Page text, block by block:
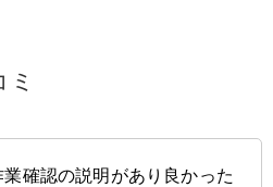
確認の説明があり良かった